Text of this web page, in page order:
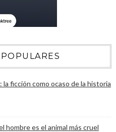
la ficción como ocaso de la historia
hombre es el animal más cruel